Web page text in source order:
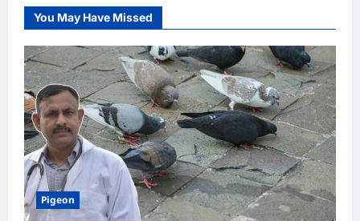
चोंच
तेजी
से
बढ़
रही
है?
इसे
मामूली
समस्या
समझने
की
भूल
न
करें,
हो
सकती
है
गंभीर
बीमारी!
You May Have Missed
Pigeon